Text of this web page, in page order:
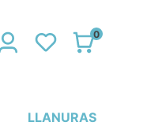
LLANURAS
0